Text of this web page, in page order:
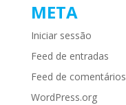
META
Iniciar sessão
Feed de entradas
Feed de comentários
WordPress.org